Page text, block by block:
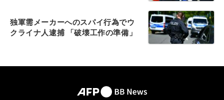
独軍需メーカーへのスパイ行為でウ
クライナ人逮捕 「破壊工作の準備」